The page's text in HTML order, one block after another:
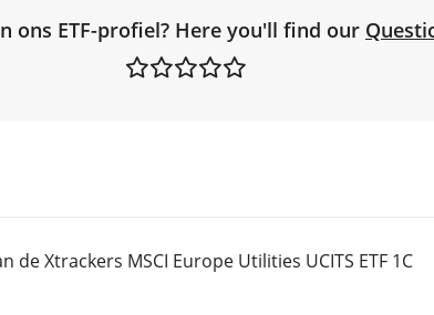
ons ETF-profiel? Here you'll find our
Xtrackers MSCI Europe Utilities UCITS ETF 1C